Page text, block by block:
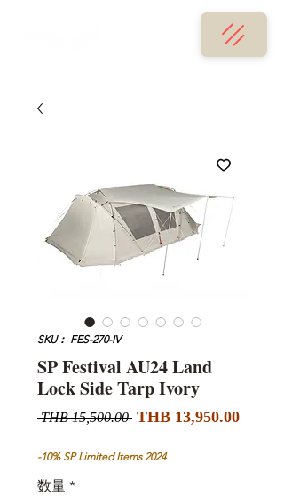
SKU： FES-270-IV
SP Festival AU24 Land
Lock Side Tarp Ivory
THB 15,500.00 通
価
THB 13,950.00セ
-10% SP Limited Items 2024
数量 *